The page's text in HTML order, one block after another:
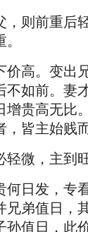
，则前重后
价高。变出
不如前。妻
增贵高无比
皆主始贱
轻微，主到
日发，专
兄弟值日，
孙值日，此